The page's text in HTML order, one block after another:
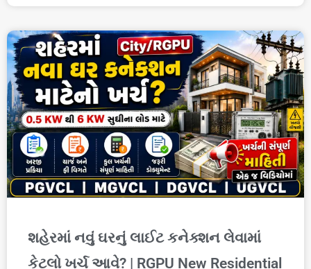
શહેરમાં નવું ઘરનું લાઈટ કનેક્શન લેવામાં
કેટલો ખર્ચ આવે? | RGPU New Residential